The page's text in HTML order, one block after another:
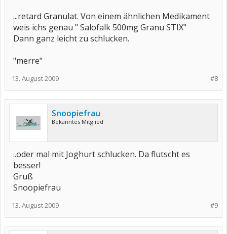
...retard Granulat. Von einem ähnlichen Medikament
weis ichs genau " Salofalk 500mg Granu STIX"
Dann ganz leicht zu schlucken.
"merre"
#8
13. August 2009
Snoopiefrau
Bekanntes Mitglied
..oder mal mit Joghurt schlucken. Da flutscht es
besser!
Gruß
Snoopiefrau
#9
13. August 2009